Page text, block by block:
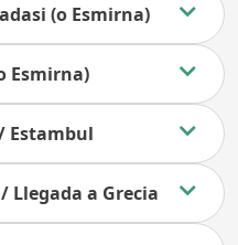
(o Esmirna)
Esmirna)
Estambul
Llegada a Grecia